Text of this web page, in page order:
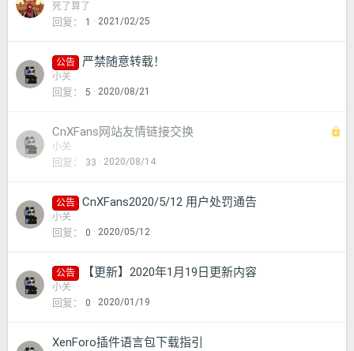
死了算了
回复 1 2021/02/25
公告 严禁随意转载！
小关
回复 5 2020/08/21
锁
CnXFans网站友情链接交换
小关
回复 33 2020/08/14
公告 CnXFans2020/5/12 用户处罚通告
小关
回复 0 2020/05/12
公告 【更新】2020年1月19日更新内容
小关
回复 0 2020/01/19
XenForo插件语言包下载指引